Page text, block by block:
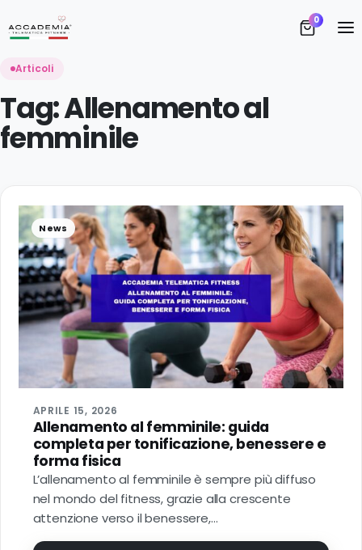
0
Articoli
Tag:Allenamento al
femminile
News
APRILE 15, 2026
Allenamento al femminile: guida
completa per tonificazione, benessere e
forma fisica
L’allenamento al femminile è sempre più diffuso
nel mondo del fitness, grazie alla crescente
attenzione verso il benessere,…